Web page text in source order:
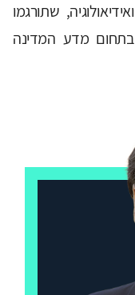
שתורגמו
מדע המדינה